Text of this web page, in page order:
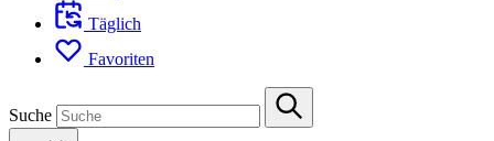
Täglich
Favoriten
Suche